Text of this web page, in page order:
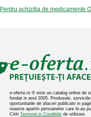
Pentru achizitia de medicamente
e-oferta.ro ® este un catalog online de
fondat in anul 2005. Produsele,
oportunitatile de afaceri publicate in
noastre apartin persoanelor care le-au
Cititi Termenii si Conditiile de utilizare.